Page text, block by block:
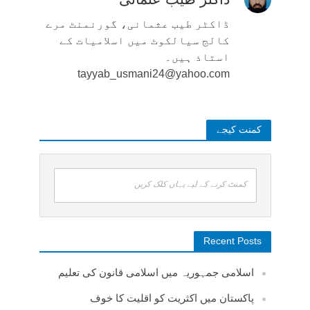
ڈاکٹر طیب عثمانی، گورنمنٹ مرے
کالج سیالکوٹ میں اسلامیات کے
استاذ ہیں۔
tayyab_usmani24@yahoo.com
کمنت کیجے
کمنٹ کرنے کے لیے یہاں کلک کریں
Recent Posts
اسلامی جمہوریہ میں اسلامی قانون کی تعلیم
پاکستان میں اکثریت کو اقلیت کا خوف